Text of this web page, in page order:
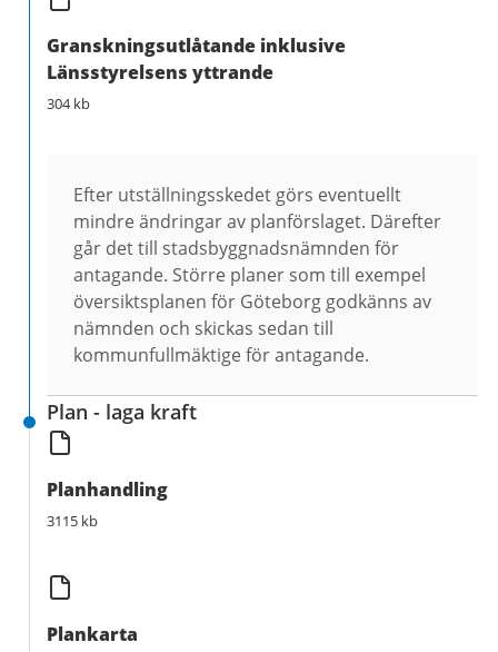
Granskningsutlåtande inklusive
Länsstyrelsens yttrande
304 kb
Efter utställningsskedet görs eventuellt
mindre ändringar av planförslaget. Därefter
går det till stadsbyggnadsnämnden för
antagande. Större planer som till exempel
översiktsplanen för Göteborg godkänns av
nämnden och skickas sedan till
kommunfullmäktige för antagande.
Plan - laga kraft
Planhandling
3115 kb
Plankarta